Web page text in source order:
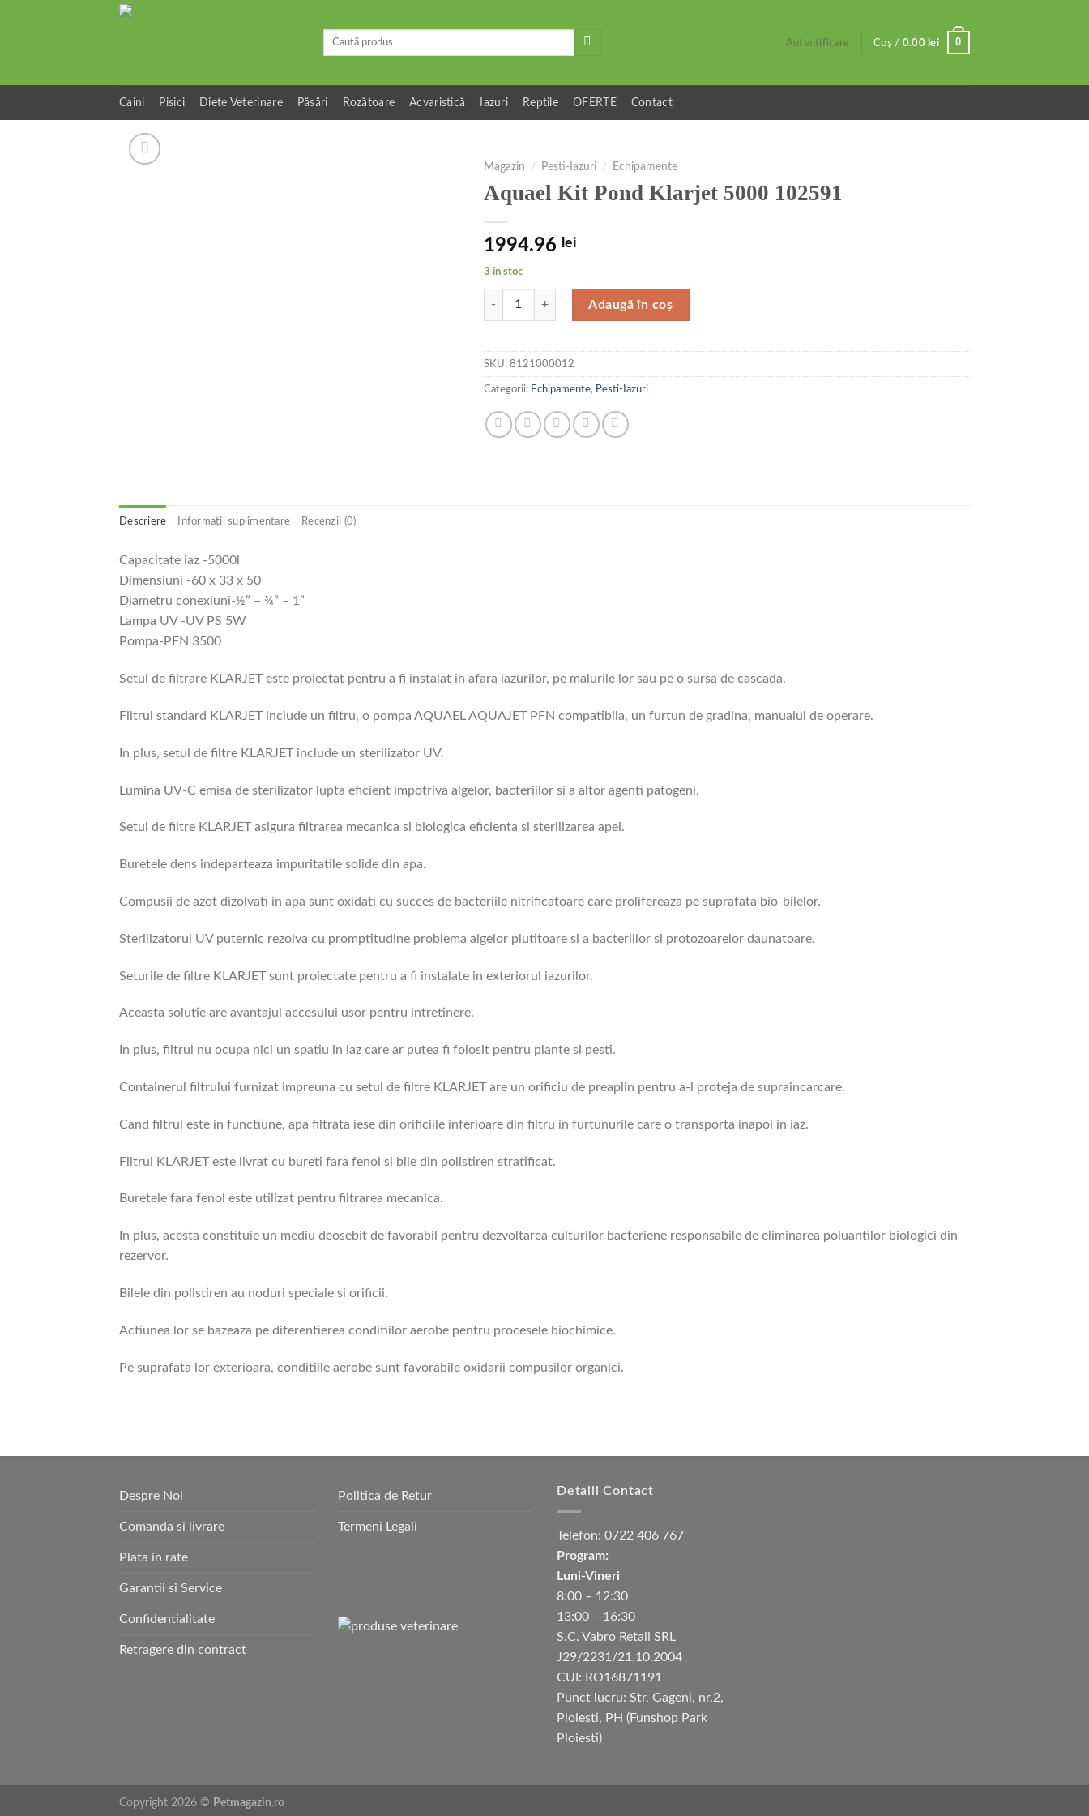
Caută
Autentificare Coș / 0.00 lei 0
Caini Pisici Diete Veterinare Păsări Rozătoare Acvaristică Iazuri Reptile OFERTE Contact
Magazin / Pesti-Iazuri / Echipamente
Aquael Kit Pond Klarjet 5000 102591
1994.96 lei
3 în stoc
Cantitate Aquael Kit Pond Klarjet 5000 102591
Adaugă în coș
SKU: 8121000012
Categorii: Echipamente, Pesti-Iazuri
Descriere Informații suplimentare Recenzii (0)
Capacitate iaz -5000l
Dimensiuni -60 x 33 x 50
Diametru conexiuni-½” – ¾” – 1”
Lampa UV -UV PS 5W
Pompa-PFN 3500
Setul de filtrare KLARJET este proiectat pentru a fi instalat in afara iazurilor, pe malurile lor sau pe o sursa de cascada.
Filtrul standard KLARJET include un filtru, o pompa AQUAEL AQUAJET PFN compatibila, un furtun de gradina, manualul de operare.
In plus, setul de filtre KLARJET include un sterilizator UV.
Lumina UV-C emisa de sterilizator lupta eficient impotriva algelor, bacteriilor si a altor agenti patogeni.
Setul de filtre KLARJET asigura filtrarea mecanica si biologica eficienta si sterilizarea apei.
Buretele dens indeparteaza impuritatile solide din apa.
Compusii de azot dizolvati in apa sunt oxidati cu succes de bacteriile nitrificatoare care prolifereaza pe suprafata bio-bilelor.
Sterilizatorul UV puternic rezolva cu promptitudine problema algelor plutitoare si a bacteriilor si protozoarelor daunatoare.
Seturile de filtre KLARJET sunt proiectate pentru a fi instalate in exteriorul iazurilor.
Aceasta solutie are avantajul accesului usor pentru intretinere.
In plus, filtrul nu ocupa nici un spatiu in iaz care ar putea fi folosit pentru plante si pesti.
Containerul filtrului furnizat impreuna cu setul de filtre KLARJET are un orificiu de preaplin pentru a-l proteja de supraincarcare.
Cand filtrul este in functiune, apa filtrata iese din orificiile inferioare din filtru in furtunurile care o transporta inapoi in iaz.
Filtrul KLARJET este livrat cu bureti fara fenol si bile din polistiren stratificat.
Buretele fara fenol este utilizat pentru filtrarea mecanica.
In plus, acesta constituie un mediu deosebit de favorabil pentru dezvoltarea culturilor bacteriene responsabile de eliminarea poluantilor biologici din
rezervor.
Bilele din polistiren au noduri speciale si orificii.
Actiunea lor se bazeaza pe diferentierea conditiilor aerobe pentru procesele biochimice.
Pe suprafata lor exterioara, conditiile aerobe sunt favorabile oxidarii compusilor organici.
Despre Noi
Comanda si livrare
Plata in rate
Garantii si Service
Confidentialitate
Retragere din contract
Politica de Retur
Termeni Legali
Detalii Contact
Telefon: 0722 406 767
Program:
Luni-Vineri
8:00 – 12:30
13:00 – 16:30
S.C. Vabro Retail SRL
J29/2231/21.10.2004
CUI: RO16871191
Punct lucru: Str. Gageni, nr.2,
Ploiesti, PH (Funshop Park
Ploiesti)
Copyright 2026 © Petmagazin.ro